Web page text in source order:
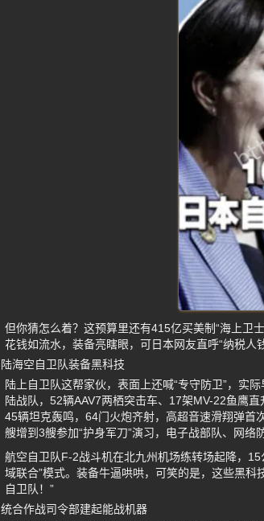
但你猜怎么着？这预算里还有415亿买美制“海上卫
花钱如流水，装备亮瞎眼，可日本网友直呼“纳税人
陆海空自卫队装备黑科技
陆上自卫队这帮家伙，表面上还喊“专守防卫”，实
陆战队，52辆AAV7两栖突击车、17架MV-22鱼鹰
45辆坦克轰鸣，64门火炮齐射，高超音速滑翔弹首
艘增到3艘参加“护身军刀”演习，电子战部队、网络
航空自卫队F-2战斗机在北九州机场练转场起降，
域联合”模式。装备牛逼哄哄，可笑的是，这些黑
自卫队！”
统合作战司令部建起能战机器